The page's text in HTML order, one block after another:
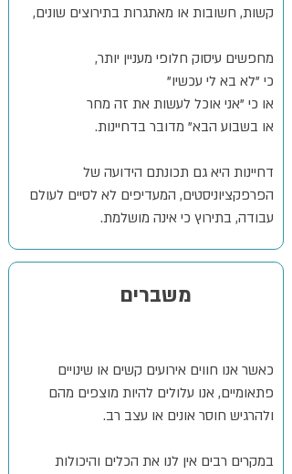
קשות, חשובות או מאתגרות בתירוצים שונים,
מחפשים עיסוק חלופי מעניין יותר,
כי "לא בא לי עכשיו"
או כי "אני אוכל לעשות את זה מחר
או בשבוע הבא" מדובר בדחיינות.
דחיינות היא גם תכונתם הידועה של
הפרפקציוניסטים, המעדיפים לא לסיים לעולם
עבודה, בתירוץ כי אינה מושלמת.
משברים
כאשר אנו חווים אירועים קשים או שינויים
פתאומיים, אנו עלולים להיות מוצפים מהם
ולהרגיש חוסר אונים או עצב רב.
במקרים רבים אין לנו את הכלים והיכולות